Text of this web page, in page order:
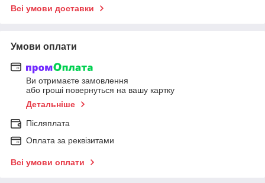
Всі умови доставки
Умови оплати
Ви отримаєте замовлення
або гроші повернуться на вашу картку
Детальніше
Післяплата
Оплата за реквізитами
Всі умови оплати